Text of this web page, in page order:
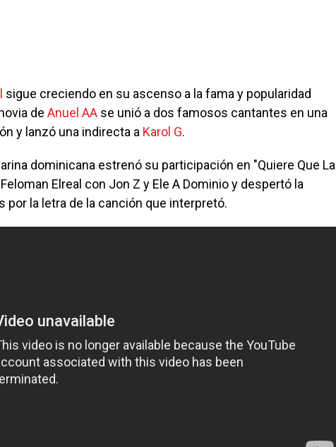
sigue creciendo en su ascenso a la fama y popularidad
de Anuel AA se unió a dos famosos cantantes en una
y lanzó una indirecta a Karol G.
dominicana estrenó su participación en "Quiere Que La
Elreal con Jon Z y Ele A Dominio y despertó la
por la letra de la canción que interpretó.